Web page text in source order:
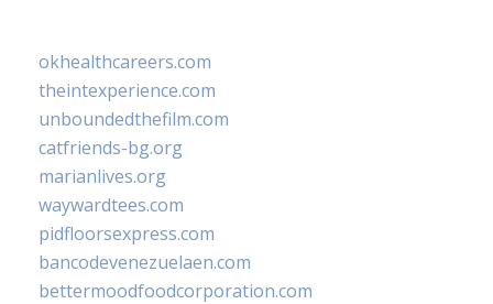
okhealthcareers.com
theintexperience.com
unboundedthefilm.com
catfriends-bg.org
marianlives.org
waywardtees.com
pidfloorsexpress.com
bancodevenezuelaen.com
bettermoodfoodcorporation.com